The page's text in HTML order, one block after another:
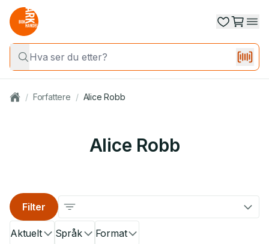
/ Forfattere / Alice Robb
Alice Robb
Aktuelt Språk Format
Filter